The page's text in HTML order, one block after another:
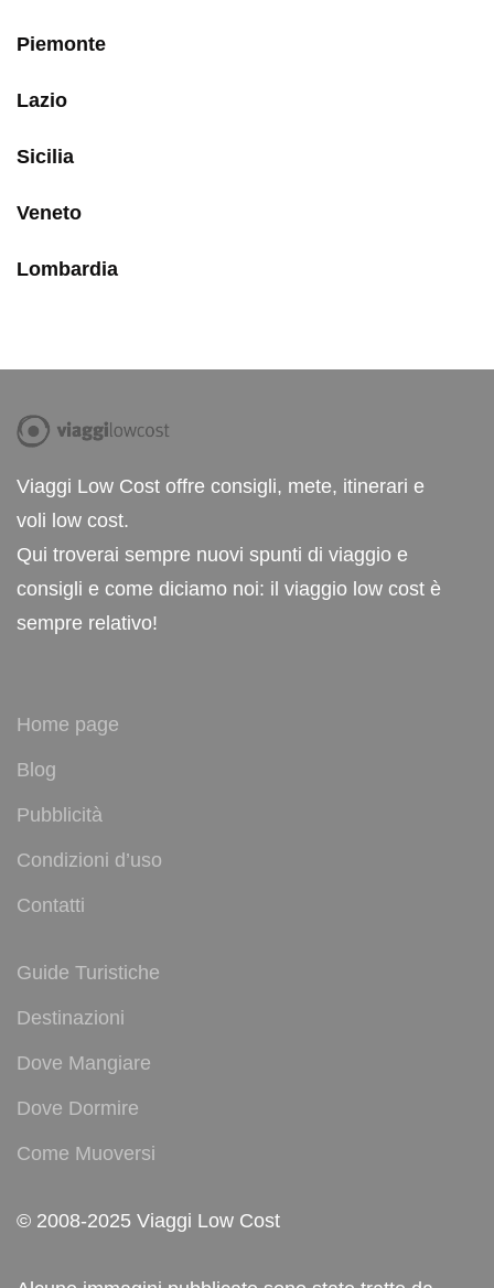
Piemonte
Lazio
Sicilia
Veneto
Lombardia
Viaggi Low Cost offre consigli, mete, itinerari e
voli low cost.
Qui troverai sempre nuovi spunti di viaggio e
consigli e come diciamo noi: il viaggio low cost è
sempre relativo!
Home page
Blog
Pubblicità
Condizioni d’uso
Contatti
Guide Turistiche
Destinazioni
Dove Mangiare
Dove Dormire
Come Muoversi
© 2008-2025 Viaggi Low Cost